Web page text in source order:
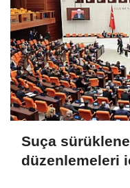
Suça
düzenlemeleri